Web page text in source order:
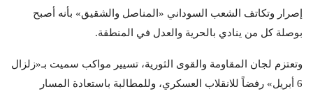
إصرار وتكاتف الشعب السوداني «المناصل والشقيق» بأنه أصبح
بوصلة كل من ينادي بالحرية والعدل في المنطقة.
وتعتزم لجان المقاومة والقوى الثورية، تسيير مواكب سميت بـ«زلزال
6 أبريل» رفضاً للانقلاب العسكري، وللمطالبة باستعادة المسار